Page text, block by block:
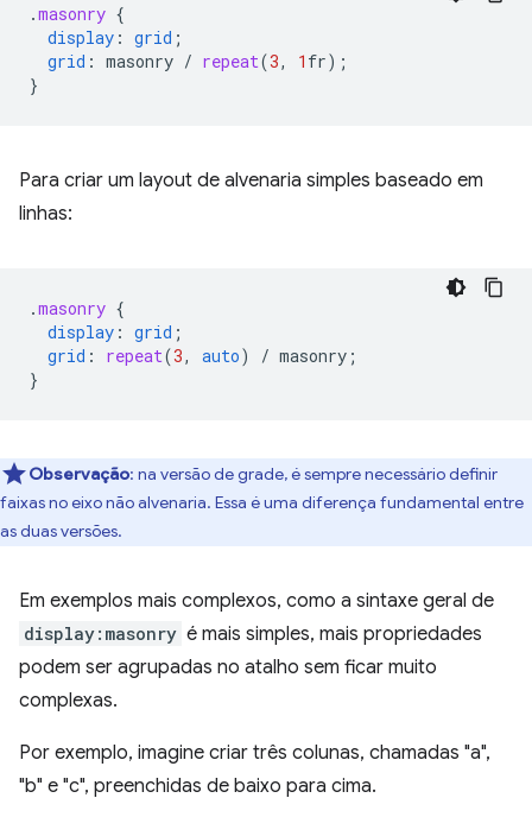
.masonry {
display : grid ;
grid : masonry / repeat(3, 1 fr);
}
Para criar um layout de alvenaria simples baseado em
linhas:
.masonry {
display : grid ;
grid : repeat(3, auto) / masonry ;
}
Observação: na versão de grade, é sempre necessário definir
faixas no eixo não alvenaria. Essa é uma diferença fundamental entre
as duas versões.
Em exemplos mais complexos, como a sintaxe geral de
display:masonry é mais simples, mais propriedades
podem ser agrupadas no atalho sem ficar muito
complexas.
Por exemplo, imagine criar três colunas, chamadas "a",
"b" e "c", preenchidas de baixo para cima.